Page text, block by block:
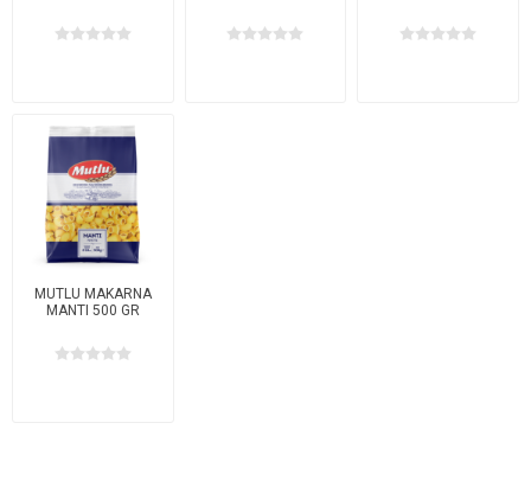
MUTLU MAKARNA
MANTI 500 GR